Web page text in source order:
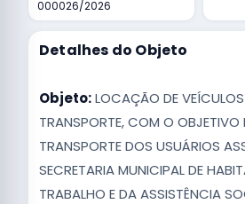
000026/2026
Detalhes do Objeto
Objeto:LOCAÇÃO DE
TRANSPORTE, COM O OBJETIVO
TRANSPORTE DOS USUÁRIOS
SECRETARIA MUNICIPAL DE
TRABALHO E DA ASSISTÊNCIA